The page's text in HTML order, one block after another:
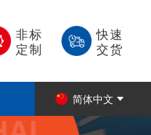
非标
定制
快速
交货
简体中文